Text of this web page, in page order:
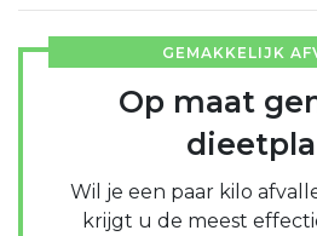
GEMAKKELIJK
Op maat
Wil je een paar kilo
krijgt u de meest